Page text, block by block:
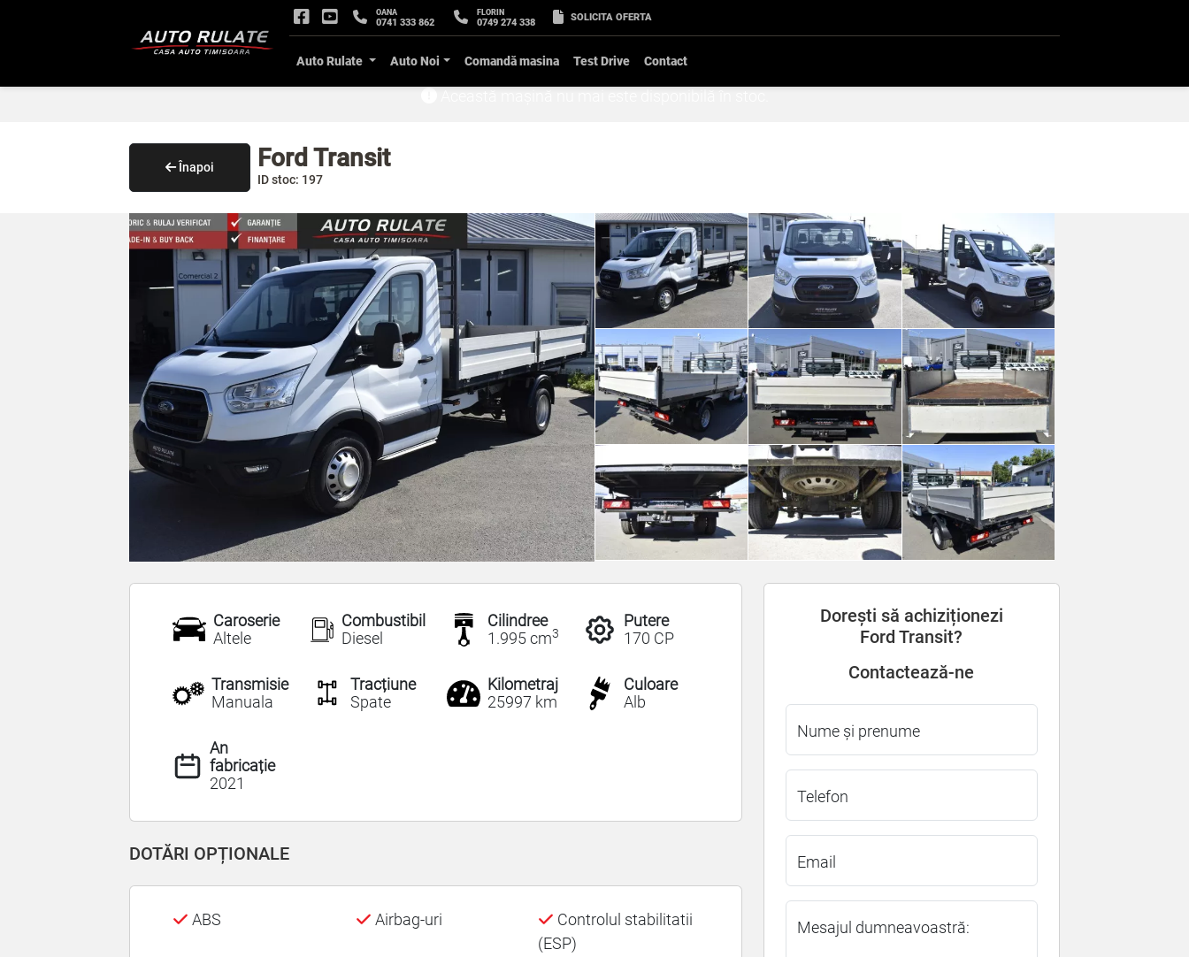
OANA
0741 333 862
FLORIN
0749 274 338 SOLICITA OFERTA
Auto Rulate Auto Noi Comandă masina Test Drive Contact
Înapoi Ford Transit
ID stoc: 197
Caroserie
Altele
Combustibil
Diesel
Cilindree
1.995 cm3
Putere
170 CP
Transmisie
Manuala
Tracțiune
Spate
Kilometraj
25997 km
Culoare
Alb
An
fabricație
2021
DOTĂRI OPȚIONALE
ABS Airbag-uri
Controlul stabilitatii
(ESP)
Dorești să achiziționezi
Ford Transit?
Contactează-ne
Nume și prenume
Telefon
Email
Mesajul dumneavoastră: